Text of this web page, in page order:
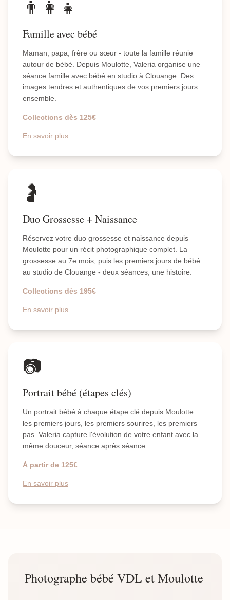
👨‍👩‍👧
Famille avec bébé
Maman, papa, frère ou sœur - toute la famille réunie
autour de bébé. Depuis Moulotte, Valeria organise une
séance famille avec bébé en studio à Clouange. Des
images tendres et authentiques de vos premiers jours
ensemble.
Collections dès 125€
En savoir plus
🤰
Duo Grossesse + Naissance
Réservez votre duo grossesse et naissance depuis
Moulotte pour un récit photographique complet. La
grossesse au 7e mois, puis les premiers jours de bébé
au studio de Clouange - deux séances, une histoire.
Collections dès 195€
En savoir plus
📷
Portrait bébé (étapes clés)
Un portrait bébé à chaque étape clé depuis Moulotte :
les premiers jours, les premiers sourires, les premiers
pas. Valeria capture l'évolution de votre enfant avec la
même douceur, séance après séance.
À partir de 125€
En savoir plus
Photographe bébé VDL et Moulotte